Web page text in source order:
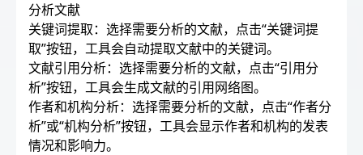
分析文献
关键词提取：选择需要分析的文献，点击“关键词提
取”按钮，工具会自动提取文献中的关键词。
文献引用分析：选择需要分析的文献，点击“引用分
析”按钮，工具会生成文献的引用网络图。
作者和机构分析：选择需要分析的文献，点击“作者分
析”或“机构分析”按钮，工具会显示作者和机构的发表
情况和影响力。